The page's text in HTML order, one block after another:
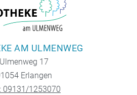
AM ULMENWEG
Ulmenweg 17
Erlangen
09131/1253070